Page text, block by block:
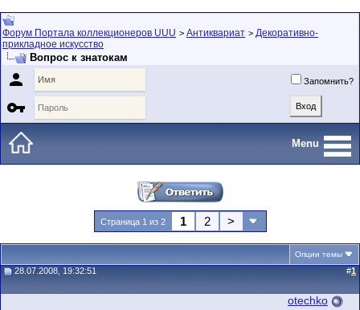
Форум Портала коллекционеров UUU > Антиквариат > Декоративно-
прикладное искусство
Вопрос к знатокам
 Запомнить?

Menu
Страница 1 из 2 1 2 >
Опции темы
28.07.2008, 19:32:51 #1
otechko